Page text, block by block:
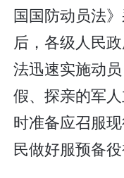
国国防动员法
后，各级人民
法迅速实施动
假、探亲的军
时准备应召服
民做好服预备役